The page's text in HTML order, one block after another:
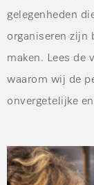
gelegenheden
organiseren zijn
maken. Lees de
waarom wij de
onvergetelijke